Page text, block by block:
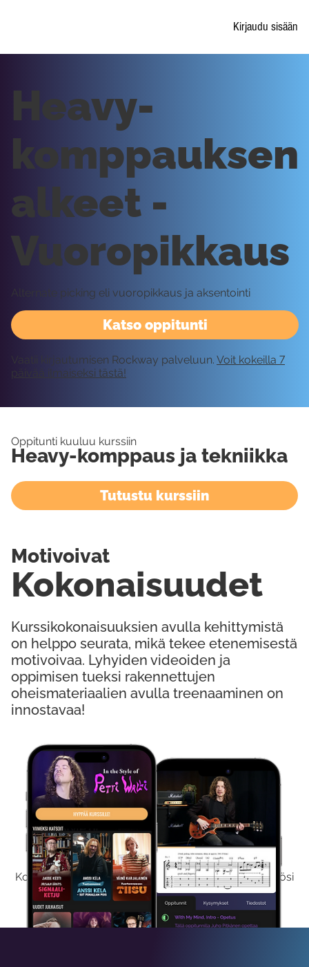
Kirjaudu sisään
Kokeile Ilmaiseksi
Kokeilemalla ilmaiseksi saat koko sisältömme käyttöösi
viikon ajaksi.
Katso oppitunti
Heavy-
komppauksen
alkeet -
Vuoropikkaus
Alternate picking eli vuoropikkaus ja aksentointi
Vaatii kirjautumisen Rockway palveluun. Voit kokeilla 7
päivää ilmaiseksi tästä!
Oppitunti kuuluu kurssiin
Heavy-komppaus ja tekniikka
Tutustu kurssiin
Kurssikokonaisuuksien avulla kehittymistä
on helppo seurata, mikä tekee etenemisestä
motivoivaa. Lyhyiden videoiden ja
oppimisen tueksi rakennettujen
oheismateriaalien avulla treenaaminen on
innostavaa!
Kokonaisuudet
Motivoivat